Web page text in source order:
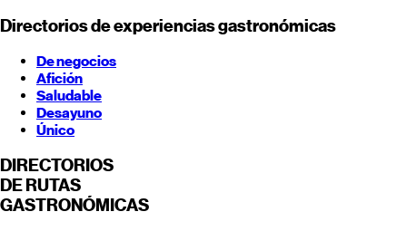
Directorios de experiencias gastronómicas
De negocios
Afición
Saludable
Desayuno
Único
DIRECTORIOS
DE RUTAS
GASTRONÓMICAS